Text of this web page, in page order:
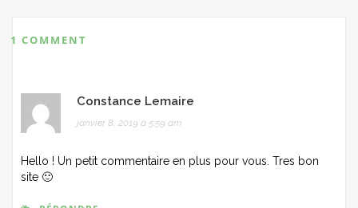
1 COMMENT
Constance Lemaire
janvier 8, 2019 à 5:59 am
Hello ! Un petit commentaire en plus pour vous. Tres bon
site 🙂